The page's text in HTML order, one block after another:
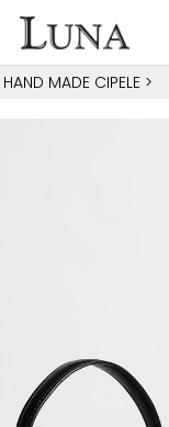
HAND MADE CIPELE >